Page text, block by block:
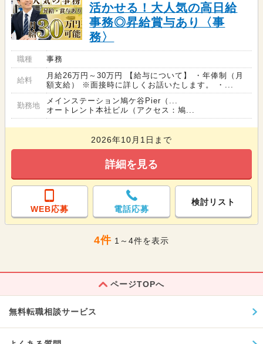
活かせる！大人気の高日給
事務◎昇給賞与あり〈事
務〉
職種 事務
給料
月給26万円～30万円 【給与について】 ・年俸制（月
額支給） ※面接時に詳しくお話いたします。 ・...
勤務地
メインステーション鳩ケ谷Pier（...
オートレント本社ビル（アクセス：鳩...
2026年10月1日まで
詳細を見る
WEB応募 電話応募
検討リスト
4件 1～4件を表示
ページTOPへ
無料転職相談サービス